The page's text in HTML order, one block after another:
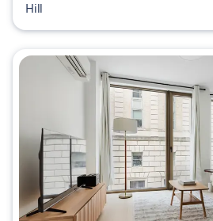
Hill